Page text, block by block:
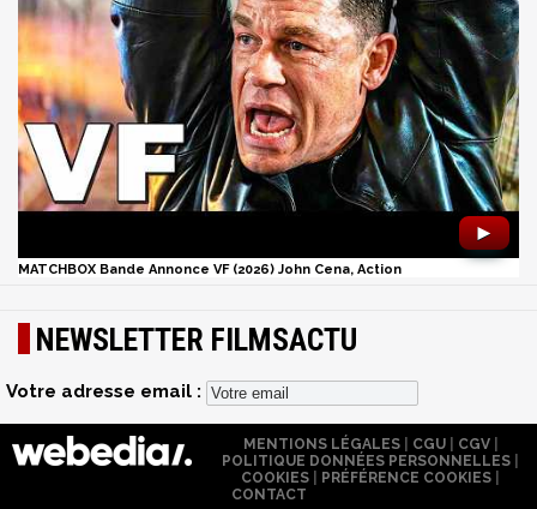
►
MATCHBOX Bande Annonce VF (2026) John Cena, Action
NEWSLETTER FILMSACTU
Votre adresse email :
MENTIONS LÉGALES| CGU| CGV|
POLITIQUE DONNÉES PERSONNELLES
COOKIES
PRÉFÉRENCE COOKIES
CONTACT